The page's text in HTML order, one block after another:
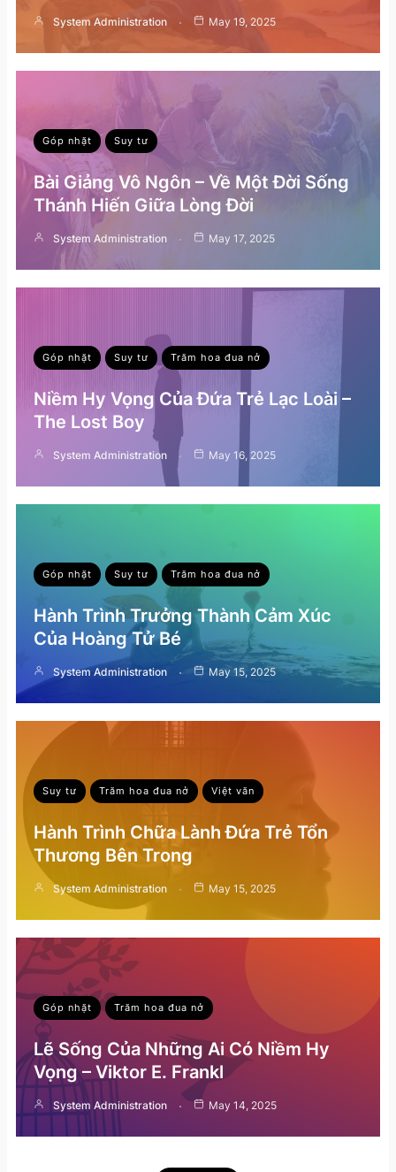
System Administration May 19, 2025
Góp nhặt Suy tư
Bài Giảng Vô Ngôn – Về Một Đời Sống
Thánh Hiến Giữa Lòng Đời
System Administration May 17, 2025
Góp nhặt Suy tư Trăm hoa đua nở
Niềm Hy Vọng Của Đứa Trẻ Lạc Loài –
The Lost Boy
System Administration May 16, 2025
Góp nhặt Suy tư Trăm hoa đua nở
Hành Trình Trưởng Thành Cảm Xúc
Của Hoàng Tử Bé
System Administration May 15, 2025
Suy tư Trăm hoa đua nở Việt văn
Hành Trình Chữa Lành Đứa Trẻ Tổn
Thương Bên Trong
System Administration May 15, 2025
Góp nhặt Trăm hoa đua nở
Lẽ Sống Của Những Ai Có Niềm Hy
Vọng – Viktor E. Frankl
System Administration May 14, 2025